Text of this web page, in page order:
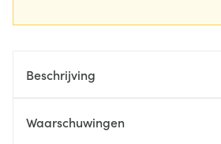
Beschrijving
Waarschuwingen